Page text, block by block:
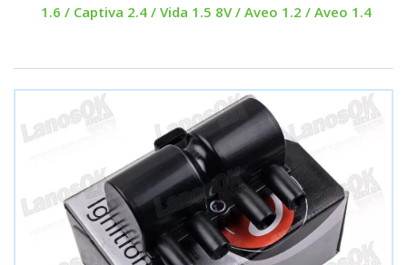
1.6 / Captiva 2.4 / Vida 1.5 8V / Aveo 1.2 / Aveo 1.4